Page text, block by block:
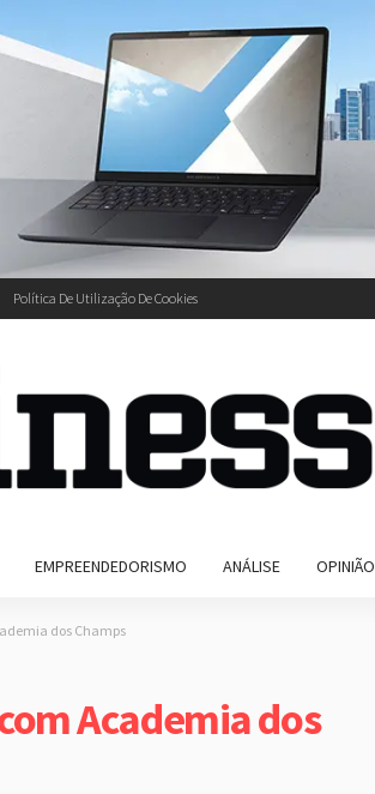
Política De Utilização De Cookies
EMPREENDEDORISMO ANÁLISE OPINIÃO
dos Champs
Academia dos